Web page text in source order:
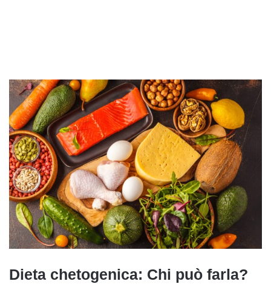
Dieta chetogenica: Chi può farla?